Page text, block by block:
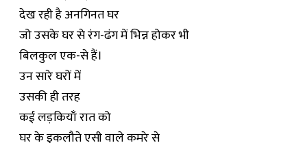
देख रही है अनगिनत घर
जो उसके घर से रंग-ढंग में भिन्न होकर भी
बिलकुल एक-से हैं।
उन सारे घरों में
उसकी ही तरह
कई लड़कियाँ रात को
घर के इकलौते एसी वाले कमरे से